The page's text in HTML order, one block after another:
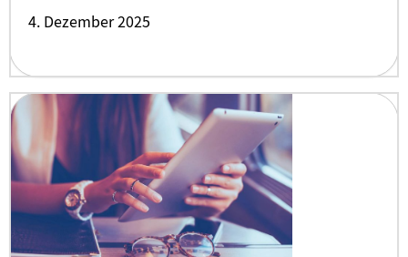
4. Dezember 2025